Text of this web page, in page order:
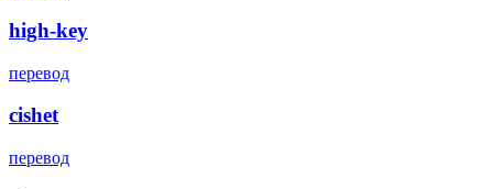
high-key
перевод
cishet
перевод